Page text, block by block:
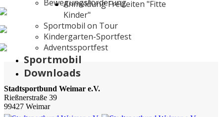
Bewegungsförderung
Anmeldung Freizeiten "Fitte
Kinder"
Sportmobil on Tour
Kindergarten-Sportfest
Adventssportfest
Sportmobil
Downloads
Stadtsportbund Weimar e.V.
Rießnerstraße 39
99427 Weimar